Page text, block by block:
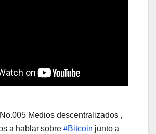
Medios descentralizados ,
a hablar sobre #Bitcoin junto a